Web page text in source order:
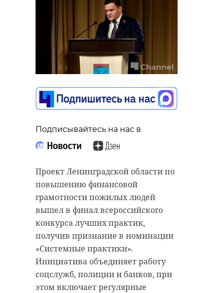
Подписывайтесь на нас в
Проект Ленинградской области по
повышению финансовой
грамотности пожилых людей
вышел в финал всероссийского
конкурса лучших практик,
получив признание в номинации
«Системные практики».
Инициатива объединяет работу
соцслужб, полиции и банков, при
этом включает регулярные
47channel
47channel
Ростовые фигуры ополченцев
разных эпох — от XIII до XX века, с
воссозданными полностью
костюмными комплексами.
Каждая деталь этих исторических
реконструкций — результат
кропотливой работы с
подлинными источниками.